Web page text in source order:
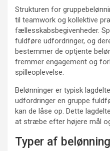
Strukturen for
til teamwork og kollektive
fællesskabsbegivenheder.
fuldføre udfordringer, og
bestemmer de optjente
fremmer engagement og
spilleoplevelse.
Belønninger er typisk
udfordringer en gruppe
kan de låse op. Dette
at stræbe efter højere mål
Typer af